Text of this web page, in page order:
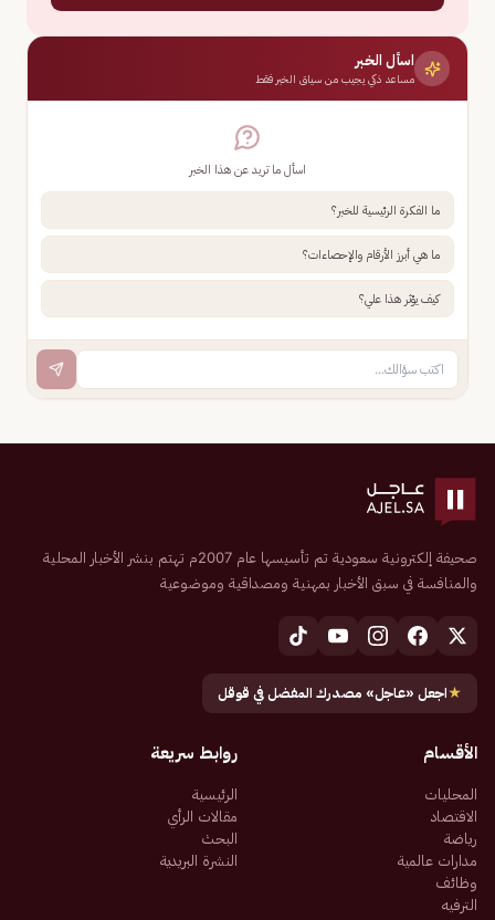
اسأل الخبر
مساعد ذكي يجيب من سياق الخبر فقط
اسأل ما تريد عن هذا الخبر
ما الفكرة الرئيسية للخبر؟
ما هي أبرز الأرقام والإحصاءات؟
كيف يؤثر هذا علي؟
صحيفة إلكترونية سعودية تم تأسيسها عام 2007م تهتم بنشر الأخبار المحلية
والمنافسة في سبق الأخبار بمهنية ومصداقية وموضوعية
★اجعل «عاجل» مصدرك المفضل في قوقل
الأقسام
المحليات
الاقتصاد
رياضة
مدارات عالمية
وظائف
الترفيه
روابط سريعة
الرئيسية
مقالات الرأي
البحث
النشرة البريدية